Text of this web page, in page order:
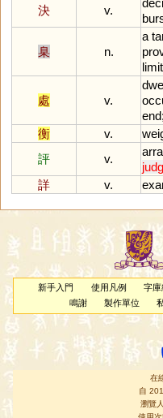
決
v.
臬 n.
a
limit
處 v.
end;
衡
v.
評
v.
詳
v.
新手入門 使用凡例 字庫
鳴謝
製作單位
在
自
瀏覽